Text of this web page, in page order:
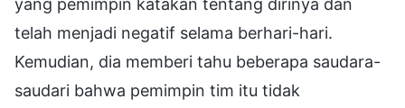
telah menjadi negatif selama berhari-hari.
Kemudian, dia memberi tahu beberapa saudara-
saudari bahwa pemimpin tim itu tidak